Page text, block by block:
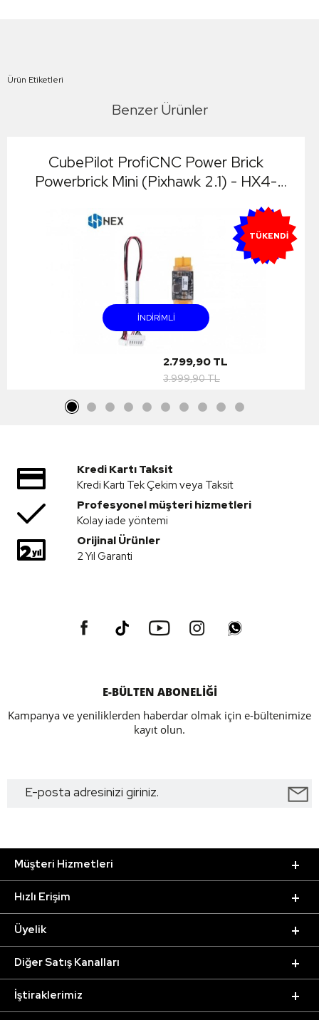
Ürün Etiketleri
Benzer Ürünler
CubePilot ProfiCNC Power Brick
Powerbrick Mini (Pixhawk 2.1) - HX4-
INDIRIMLI
YENI
TÜKENDI
2.799,90 TL
3.999,90 TL
Kredi Kartı Taksit
Kredi Kartı Tek Çekim veya Taksit
Profesyonel müşteri hizmetleri
Kolay iade yöntemi
Orijinal Ürünler
2 Yıl Garanti
E-BÜLTEN ABONELİĞİ
Kampanya ve yeniliklerden haberdar olmak için e-bültenimize
kayıt olun.
Müşteri Hizmetleri
Hızlı Erişim
Üyelik
Diğer Satış Kanalları
İştiraklerimiz